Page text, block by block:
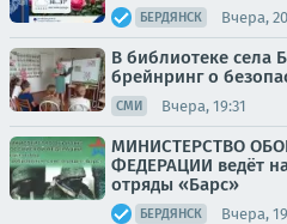
БЕРДЯНСК Вчера,
В библиотеке села
брейнринг о
СМИ Вчера, 19:31
МИНИСТЕРСТВО
ФЕДЕРАЦИИ ведёт
отряды «Барс»
БЕРДЯНСК Вчера,